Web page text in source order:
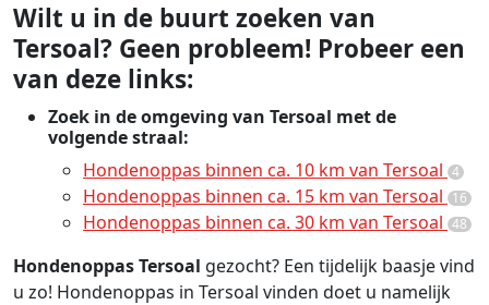
Wilt u in de buurt zoeken van
Tersoal? Geen probleem! Probeer een
van deze links:
Zoek in de omgeving van Tersoal met de
volgende straal:
Hondenoppas binnen ca. 10 km van Tersoal 4
Hondenoppas binnen ca. 15 km van Tersoal 16
Hondenoppas binnen ca. 30 km van Tersoal 48
Hondenoppas Tersoal gezocht? Een tijdelijk baasje vind
u zo! Hondenoppas in Tersoal vinden doet u namelijk